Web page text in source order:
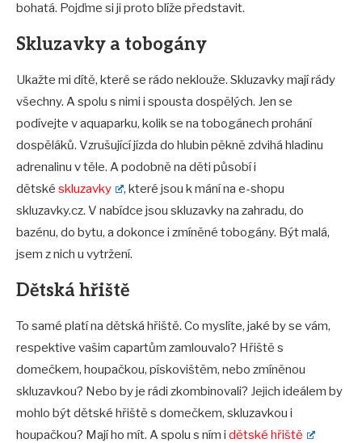
bohatá. Pojďme si ji proto blíže představit.
Skluzavky a tobogány
Ukažte mi dítě, které se rádo neklouže. Skluzavky mají rády
všechny. A spolu s nimi i spousta dospělých. Jen se
podívejte v aquaparku, kolik se na tobogánech prohání
dospěláků. Vzrušující jízda do hlubin pěkně zdvihá hladinu
adrenalinu v těle. A podobně na děti působí i
dětské skluzavky
, které jsou k mání na e-shopu
skluzavky.cz. V nabídce jsou skluzavky na zahradu, do
bazénu, do bytu, a dokonce i zmíněné tobogány. Být malá,
jsem z nich u vytržení.
Dětská hřiště
To samé platí na dětská hřiště. Co myslíte, jaké by se vám,
respektive vašim capartům zamlouvalo? Hřiště s
domečkem, houpačkou, pískovištěm, nebo zmíněnou
skluzavkou? Nebo by je rádi zkombinovali? Jejich ideálem by
mohlo být dětské hřiště s domečkem, skluzavkou i
houpačkou? Mají ho mít. A spolu s ním i dětské hřiště